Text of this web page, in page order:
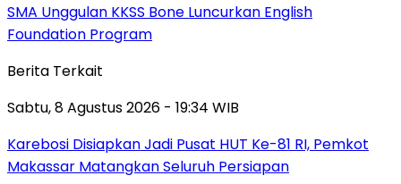
SMA Unggulan KKSS Bone Luncurkan English
Foundation Program
Berita Terkait
Sabtu, 8 Agustus 2026 - 19:34 WIB
Karebosi Disiapkan Jadi Pusat HUT Ke-81 RI, Pemkot
Makassar Matangkan Seluruh Persiapan